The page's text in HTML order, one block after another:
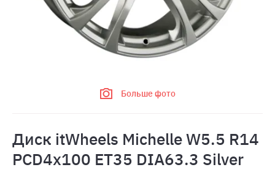
Больше фото
Диск itWheels Michelle W5.5 R14
PCD4x100 ET35 DIA63.3 Silver